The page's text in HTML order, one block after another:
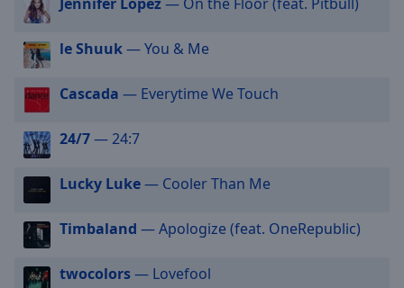
settings
dialog
subtitles
selected
Audio
Track
Picture-
in-
Fullscreen
This
le Shuuk— You & Me
Cascada — Everytime We Touch
24/7— 24:7
Lucky Luke— Cooler Than Me
Timbaland — Apologize (feat. OneRepublic)
twocolors— Lovefool